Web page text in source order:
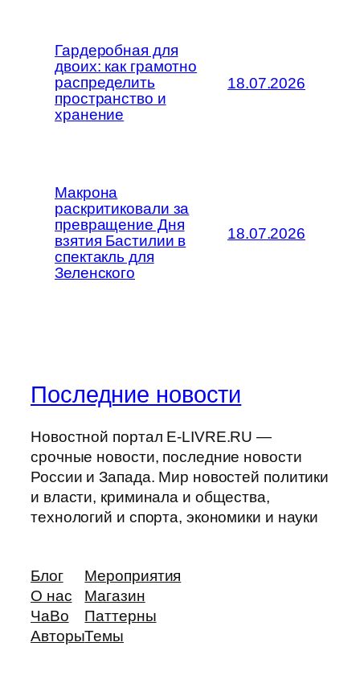
Гардеробная для
двоих: как грамотно
распределить
пространство и
хранение
18.07.2026
Макрона
раскритиковали за
превращение Дня
взятия Бастилии в
спектакль для
Зеленского
18.07.2026
Последние новости
Новостной портал E-LIVRE.RU —
срочные новости, последние новости
России и Запада. Мир новостей политики
и власти, криминала и общества,
технологий и спорта, экономики и науки
Блог
О нас
ЧаВо
Авторы
Мероприятия
Магазин
Паттерны
Темы